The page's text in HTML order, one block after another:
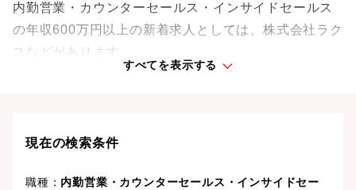
内勤営業・カウンターセールス・インサイドセールス
の年収600万円以上の新着求人としては、株式会社ラク
スなどがあります。
専門知識やスキルを最大限に発揮しながら、あなたの
ことも可能です。
すべてを表示する
現在の検索条件
職種： 内勤営業・カウンターセールス・インサイドセー